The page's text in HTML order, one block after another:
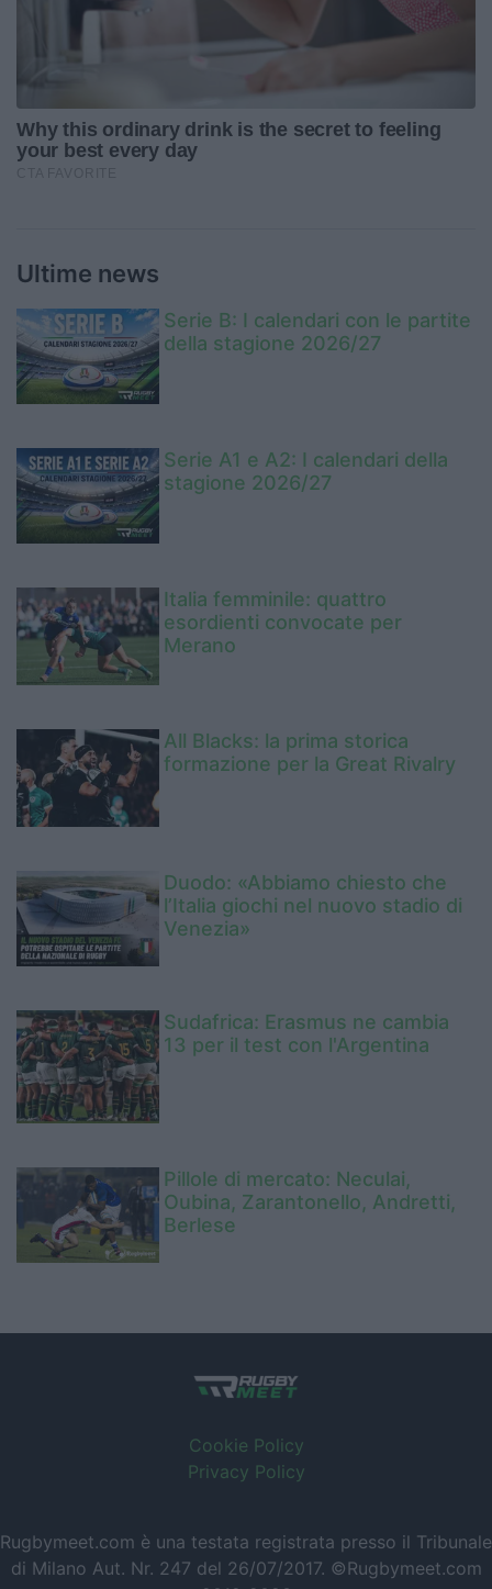
Ultime news
Serie B: I calendari con le partite
della stagione 2026/27
Serie A1 e A2: I calendari della
stagione 2026/27
Italia femminile: quattro
esordienti convocate per
Merano
All Blacks: la prima storica
formazione per la Great Rivalry
Duodo: «Abbiamo chiesto che
l’Italia giochi nel nuovo stadio di
Venezia»
Sudafrica: Erasmus ne cambia
13 per il test con l'Argentina
Pillole di mercato: Neculai,
Oubina, Zarantonello, Andretti,
Berlese
Cookie Policy
Privacy Policy
Rugbymeet.com è una testata registrata presso il Tribunale
di Milano Aut. Nr. 247 del 26/07/2017. ©Rugbymeet.com